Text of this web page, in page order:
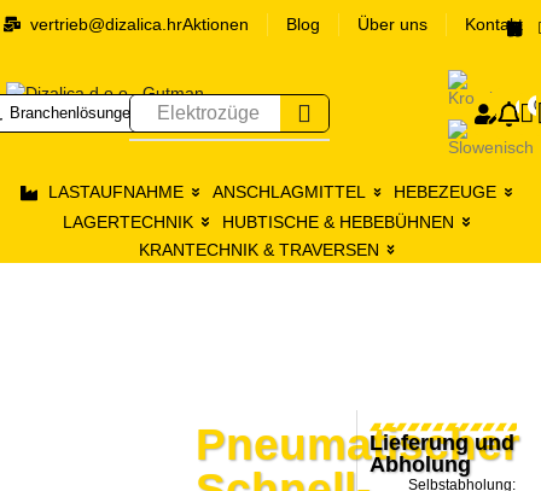
vertrieb@dizalica.hrAktionen Blog Über uns Kontakt
Branchenlösungen Elektrozüge 0 0
LASTAUFNAHME ANSCHLAGMITTEL
HEBEZEUGE
LAGERTECHNIK
HUBTISCHE & HEBEBÜHNEN
KRANTECHNIK & TRAVERSEN
Pneumatischer
Lieferung und
Abholung
Selbstabholung: